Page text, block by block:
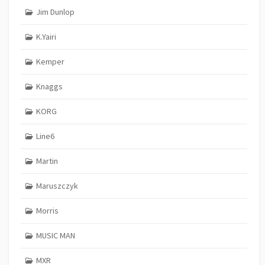
Jim Dunlop
K.Yairi
Kemper
Knaggs
KORG
Line6
Martin
Maruszczyk
Morris
MUSIC MAN
MXR